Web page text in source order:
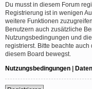
Du musst in diesem Forum
Registrierung ist in wenigen
weitere Funktionen
Benutzern auch zusätzliche
Nutzungsbedingungen und
registrierst. Bitte beachte
diesem Board bewegst.
Nutzungsbedingungen |